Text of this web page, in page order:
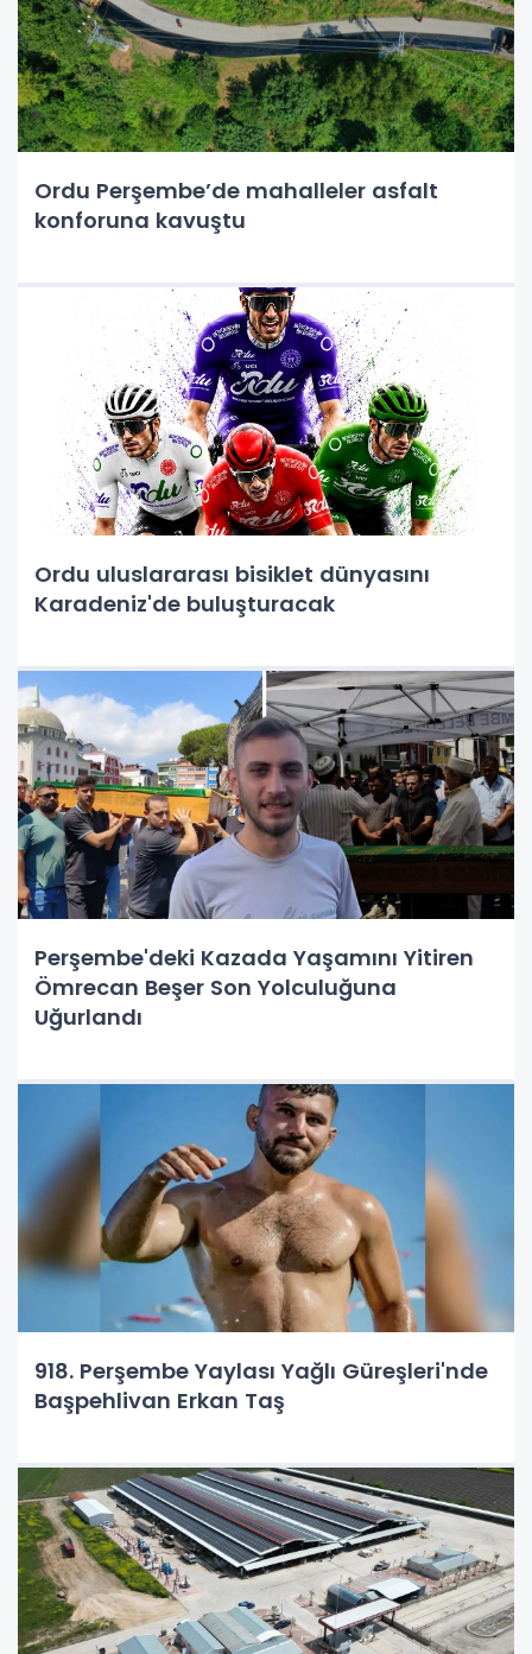
Ordu Perşembe’de mahalleler asfalt
konforuna kavuştu
Ordu uluslararası bisiklet dünyasını
Karadeniz'de buluşturacak
Perşembe'deki Kazada Yaşamını Yitiren
Ömrecan Beşer Son Yolculuğuna
Uğurlandı
918. Perşembe Yaylası Yağlı Güreşleri'nde
Başpehlivan Erkan Taş